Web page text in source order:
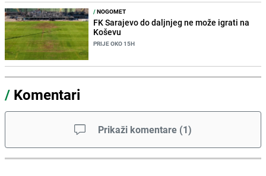
/NOGOMET
FK Sarajevo do daljnjeg ne može igrati na
Koševu
PRIJE OKO 15H
/ Komentari
Prikaži komentare (1)